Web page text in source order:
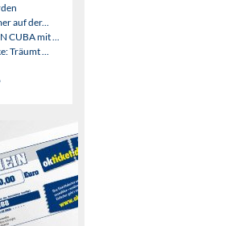
auf der...
CUBA mit ...
Träumt ...